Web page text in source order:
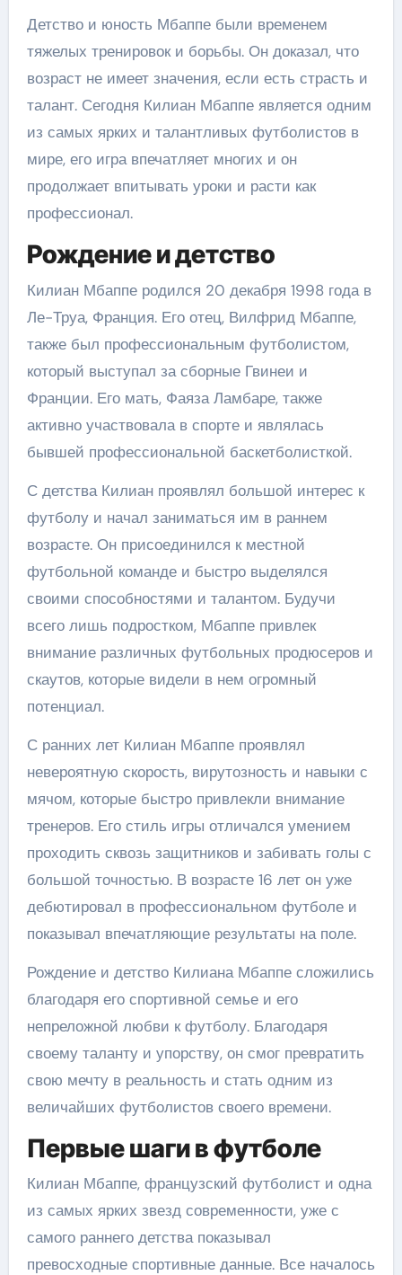
Детство и юность Мбаппе были временем
тяжелых тренировок и борьбы. Он доказал, что
возраст не имеет значения, если есть страсть и
талант. Сегодня Килиан Мбаппе является одним
из самых ярких и талантливых футболистов в
мире, его игра впечатляет многих и он
продолжает впитывать уроки и расти как
профессионал.
Рождение и детство
Килиан Мбаппе родился 20 декабря 1998 года в
Ле-Труа, Франция. Его отец, Вилфрид Мбаппе,
также был профессиональным футболистом,
который выступал за сборные Гвинеи и
Франции. Его мать, Фаяза Ламбаре, также
активно участвовала в спорте и являлась
бывшей профессиональной баскетболисткой.
С детства Килиан проявлял большой интерес к
футболу и начал заниматься им в раннем
возрасте. Он присоединился к местной
футбольной команде и быстро выделялся
своими способностями и талантом. Будучи
всего лишь подростком, Мбаппе привлек
внимание различных футбольных продюсеров и
скаутов, которые видели в нем огромный
потенциал.
С ранних лет Килиан Мбаппе проявлял
невероятную скорость, вирутозность и навыки с
мячом, которые быстро привлекли внимание
тренеров. Его стиль игры отличался умением
проходить сквозь защитников и забивать голы с
большой точностью. В возрасте 16 лет он уже
дебютировал в профессиональном футболе и
показывал впечатляющие результаты на поле.
Рождение и детство Килиана Мбаппе сложились
благодаря его спортивной семье и его
непреложной любви к футболу. Благодаря
своему таланту и упорству, он смог превратить
свою мечту в реальность и стать одним из
величайших футболистов своего времени.
Первые шаги в футболе
Килиан Мбаппе, французский футболист и одна
из самых ярких звезд современности, уже с
самого раннего детства показывал
превосходные спортивные данные. Все началось